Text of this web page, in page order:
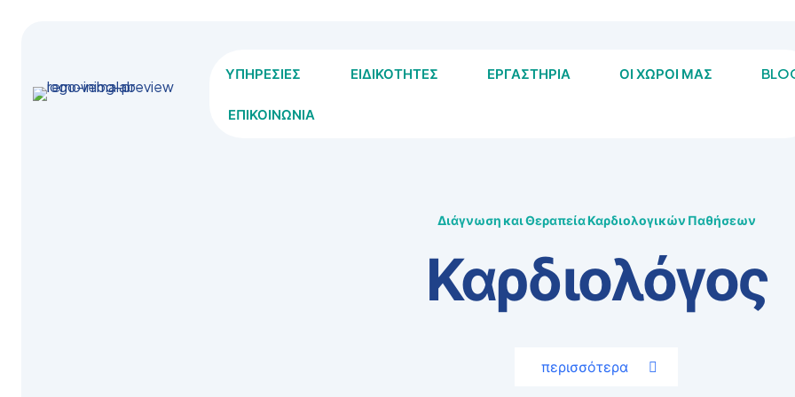
ΥΠΗΡΕΣΙΕΣ ΕΙΔΙΚΟΤΗΤΕΣ ΕΡΓΑΣΤΗΡΙΑ ΟΙ ΧΩΡΟΙ ΜΑΣ
ΕΠΙΚΟΙΝΩΝΙΑ
Διάγνωση και Θεραπεία Καρδιολογικών Παθήσεων
Καρδιολόγος
περισσότερα